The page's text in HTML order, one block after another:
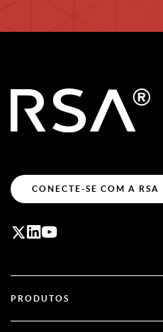
CONECTE-SE COM A RSA
PRODUTOS